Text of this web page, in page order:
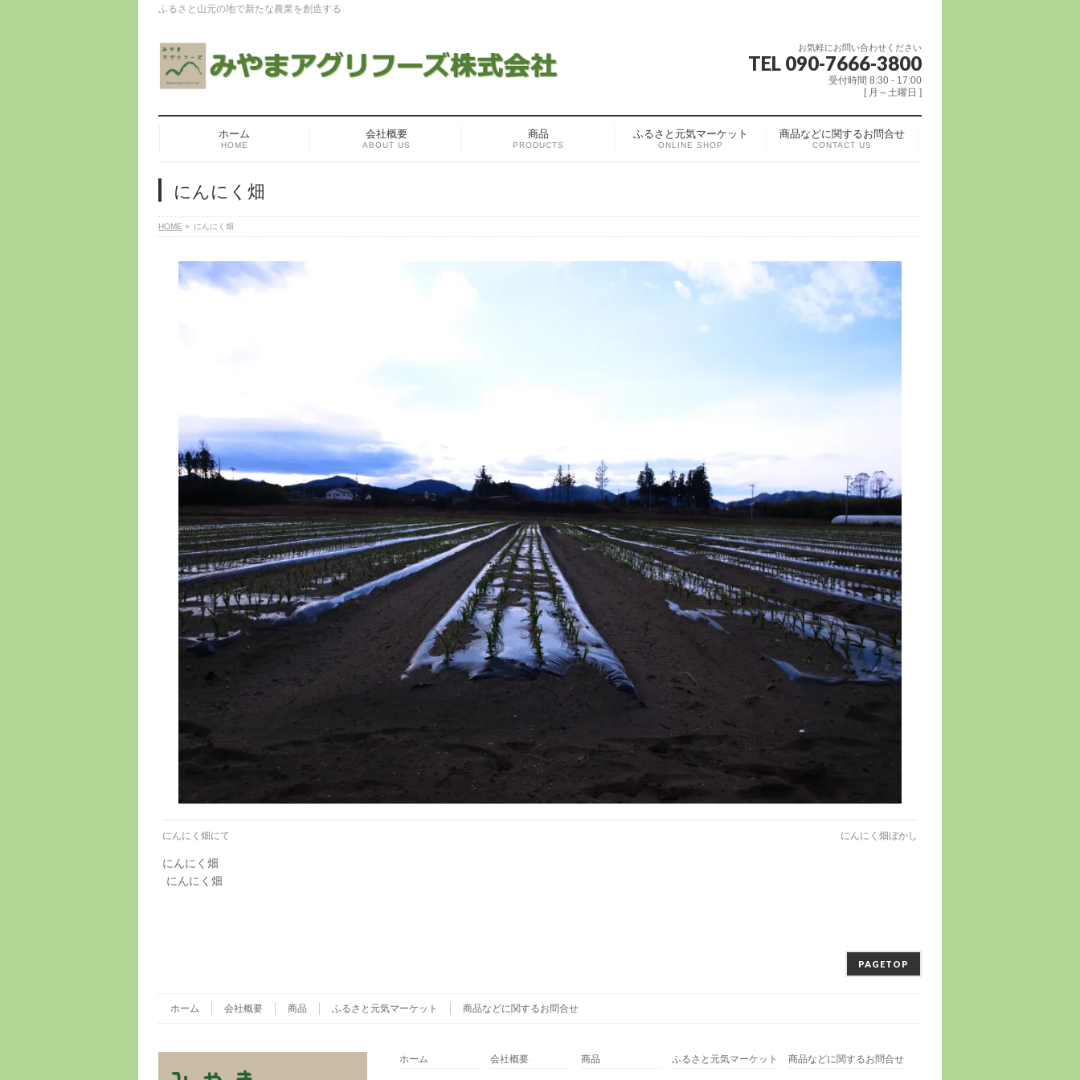
ふるさと山元の地で新たな農業を創造する
お気軽にお問い合わせください
TEL 090-7666-3800
受付時間 8:30 - 17:00
[ 月～土曜日 ]
ホーム
HOME
会社概要
ABOUT US
商品
PRODUCTS
ふるさと元気マーケット
ONLINE SHOP
商品などに関するお問合せ
CONTACT US
にんにく畑
HOME » にんにく畑
にんにく畑にて にんにく畑ぼかし
にんにく畑
にんにく畑
PAGETOP
ホーム 会社概要 商品 ふるさと元気マーケット 商品などに関するお問合せ
ホーム 会社概要 商品 ふるさと元気マーケット 商品などに関するお問合せ